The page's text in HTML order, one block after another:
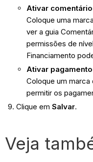
Ativar
Coloque uma
ver a guia
permissões de
Financiamento
Ativar
Coloque um
permitir os
Clique em Salvar.
Veja